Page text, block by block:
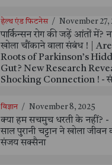
हेल्थ एंड फिटनेस / November 27,
पार्किन्सन रोग की जड़ें आंतों में?
खोला चौंकाने वाला संबंध ! |
Roots of Parkinson’s
Gut? New Research
Shocking Connection ! -
विज्ञान / November 8, 2025
क्या हम सचमुच धरती के नहीं?
साल पुरानी चट्टान ने खोला जीवन
संजय सक्सैना